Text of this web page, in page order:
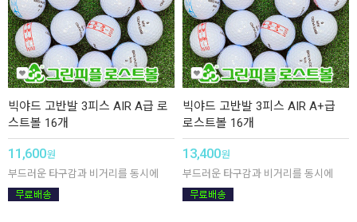
빅야드 고반발 3피스 AIR A급 로
스트볼 16개
11,600원
부드러운 타구감과 비거리를 동시에
빅야드 고반발 3피스 AIR A+급
로스트볼 16개
13,400원
부드러운 타구감과 비거리를 동시에